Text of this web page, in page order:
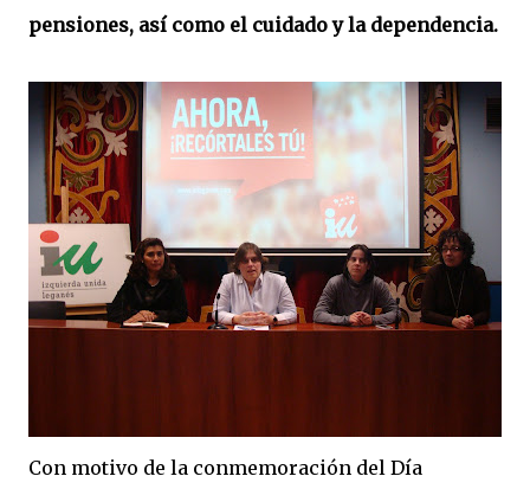
pensiones, así como el cuidado y la dependencia.
Con motivo de la conmemoración del Día